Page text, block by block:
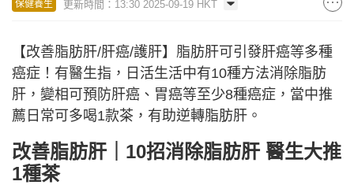
保健養生 更新時間：13:30 2025-09-19 HKT
【改善脂肪肝/肝癌/護肝】脂肪肝可引發肝癌等多種
癌症！有醫生指，日活生活中有10種方法消除脂肪
肝，變相可預防肝癌、胃癌等至少8種癌症，當中推
薦日常可多喝1款茶，有助逆轉脂肪肝。
改善脂肪肝｜10招消除脂肪肝 醫生大推
1種茶